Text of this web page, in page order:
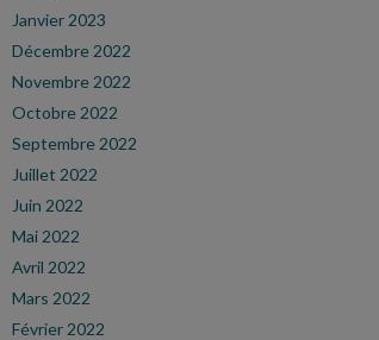
Janvier 2023
Décembre 2022
Novembre 2022
Octobre 2022
Septembre 2022
Juillet 2022
Juin 2022
Mai 2022
Avril 2022
Mars 2022
Février 2022